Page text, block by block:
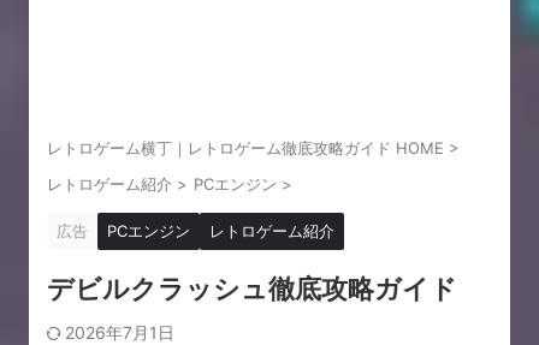
レトロゲーム横丁｜レトロゲーム徹底攻略ガイド HOME >
レトロゲーム紹介 > PCエンジン >
広告 PCエンジン レトロゲーム紹介
デビルクラッシュ徹底攻略ガイド
2026年7月1日